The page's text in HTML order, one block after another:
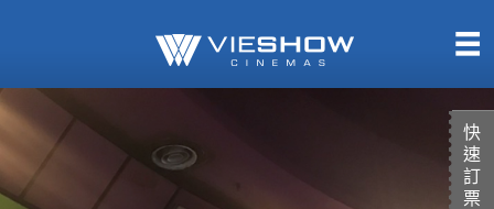
快
速
訂
票